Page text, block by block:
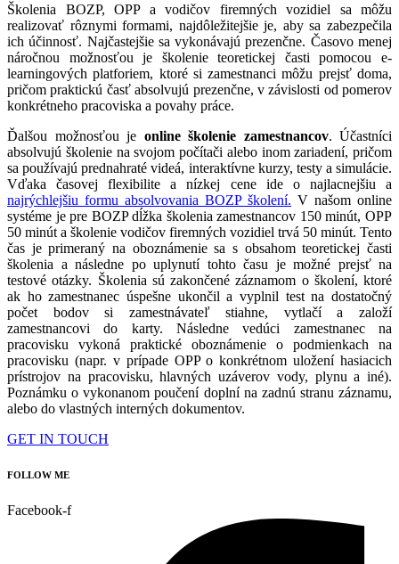
Školenia BOZP, OPP a vodičov firemných vozidiel sa môžu
realizovať rôznymi formami, najdôležitejšie je, aby sa zabezpečila
ich účinnosť. Najčastejšie sa vykonávajú prezenčne. Časovo menej
náročnou možnosťou je školenie teoretickej časti pomocou e-
learningových platforiem, ktoré si zamestnanci môžu prejsť doma,
pričom praktickú časť absolvujú prezenčne, v závislosti od pomerov
konkrétneho pracoviska a povahy práce.
Ďalšou možnosťou je online školenie zamestnancov. Účastníci
absolvujú školenie na svojom počítači alebo inom zariadení, pričom
sa používajú prednahraté videá, interaktívne kurzy, testy a simulácie.
Vďaka časovej flexibilite a nízkej cene ide o najlacnejšiu a
najrýchlejšiu formu absolvovania BOZP školení. V našom online
systéme je pre BOZP dĺžka školenia zamestnancov 150 minút, OPP
50 minút a školenie vodičov firemných vozidiel trvá 50 minút. Tento
čas je primeraný na oboznámenie sa s obsahom teoretickej časti
školenia a následne po uplynutí tohto času je možné prejsť na
testové otázky. Školenia sú zakončené záznamom o školení, ktoré
ak ho zamestnanec úspešne ukončil a vyplnil test na dostatočný
počet bodov si zamestnávateľ stiahne, vytlačí a založí
zamestnancovi do karty. Následne vedúci zamestnanec na
pracovisku vykoná praktické oboznámenie o podmienkach na
pracovisku (napr. v prípade OPP o konkrétnom uložení hasiacich
prístrojov na pracovisku, hlavných uzáverov vody, plynu a iné).
Poznámku o vykonanom poučení doplní na zadnú stranu záznamu,
alebo do vlastných interných dokumentov.
GET IN TOUCH
FOLLOW ME
Facebook-f